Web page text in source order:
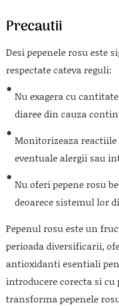
Precautii
Desi pepenele rosu este
respectate cateva reguli:
Nu exagera cu
diaree din cauza
Monitorizeaza
eventuale alergii sau
Nu oferi pepene rosu
deoarece sistemul lor
Pepenul rosu este un
perioada diversificarii,
antioxidanti esentiali
introducere corecta si
transforma pepenele